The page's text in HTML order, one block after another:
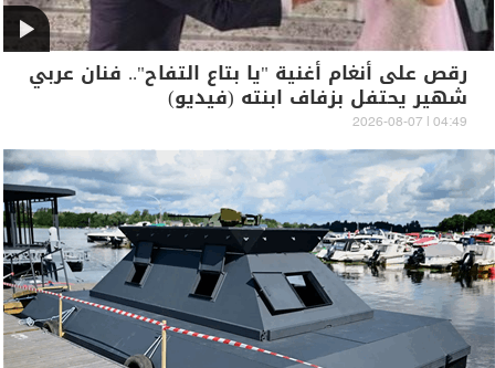
رقص على أنغام أغنية "يا بتاع التفاح".. فنان عربي
شهير يحتفل بزفاف ابنته (فيديو)
04:49 | 2026-08-07